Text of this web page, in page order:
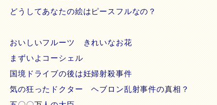
どうしてあなたの絵はピースフルなの？
おいしいフルーツ きれいなお花
まずいよコーシェル
国境ドライブの後は妊婦射殺事件
気の狂ったドクター ヘブロン乱射事件の真相？